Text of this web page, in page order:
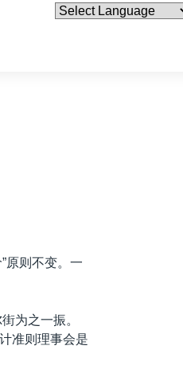
原则不变。一
为之一振。
准则理事会是